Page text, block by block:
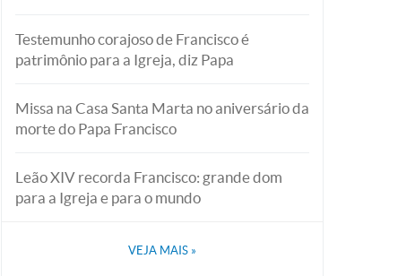
Testemunho corajoso de Francisco é
patrimônio para a Igreja, diz Papa
Missa na Casa Santa Marta no aniversário da
morte do Papa Francisco
Leão XIV recorda Francisco: grande dom
para a Igreja e para o mundo
VEJA MAIS »